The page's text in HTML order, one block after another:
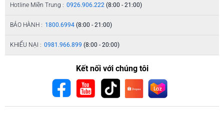
Hotline Miền Trung : 0926.906.222 (8:00 - 21:00)
BẢO HÀNH : 1800.6994 (8:00 - 21:00)
KHIẾU NẠI : 0981.966.899 (8:00 - 20:00)
Kết nối với chúng tôi